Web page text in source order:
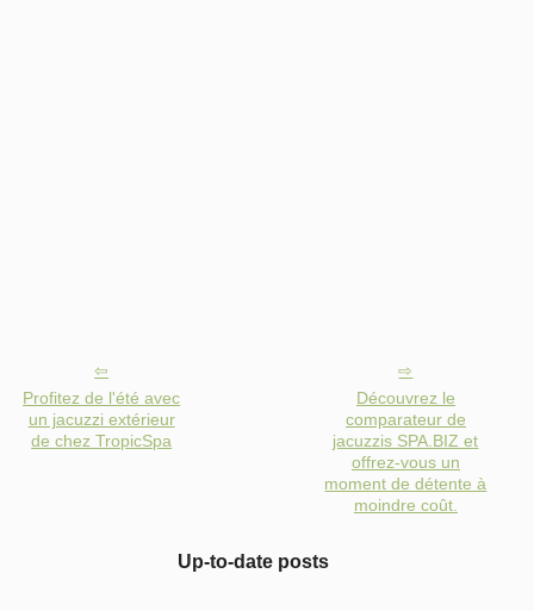
Profitez de l'été avec
un jacuzzi extérieur
de chez TropicSpa
Découvrez le
comparateur de
jacuzzis SPA.BIZ et
offrez-vous un
moment de détente à
moindre coût.
Up-to-date posts